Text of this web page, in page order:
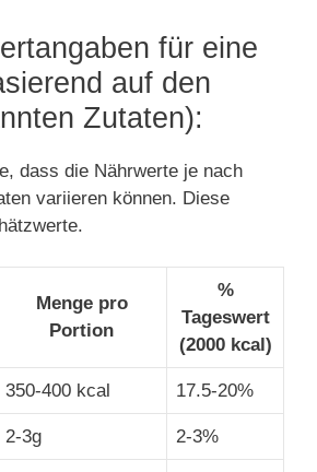
für eine
auf den
Zutaten):
dass die Nährwerte je nach
variieren können. Diese
Menge pro
Portion
%
Tageswert
(2000 kcal)
350-400 kcal 17.5-20%
2-3g 2-3%